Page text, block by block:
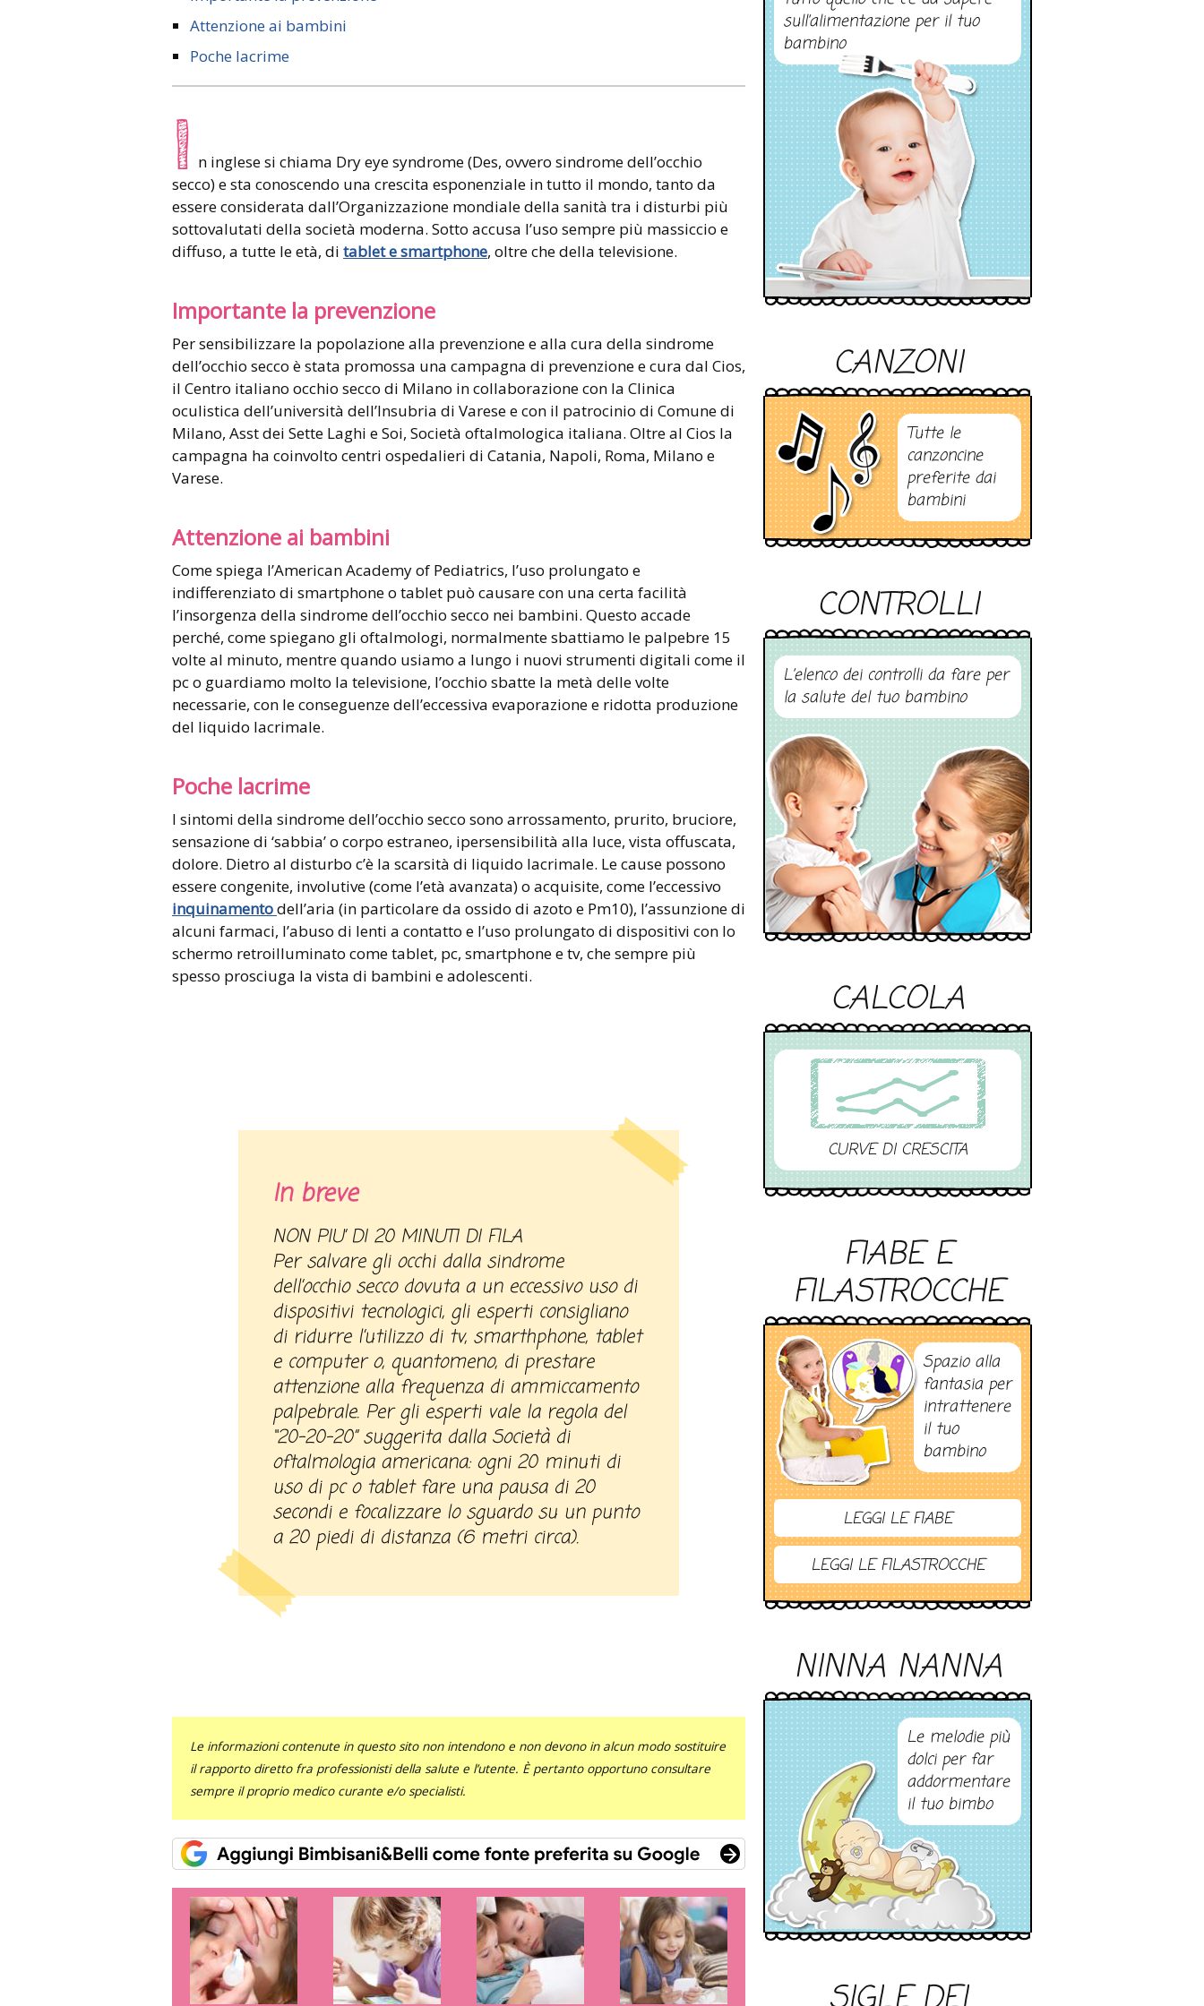
Attenzione ai bambini
Poche lacrime
I n inglese si chiama Dry eye syndrome (Des, ovvero sindrome dell’occhio
secco) e sta conoscendo una crescita esponenziale in tutto il mondo, tanto da
essere considerata dall’Organizzazione mondiale della sanità tra i disturbi più
sottovalutati della società moderna. Sotto accusa l’uso sempre più massiccio e
diffuso, a tutte le età, di tablet e smartphone, oltre che della televisione.
Importante la prevenzione
Per sensibilizzare la popolazione alla prevenzione e alla cura della sindrome
dell’occhio secco è stata promossa una campagna di prevenzione e cura dal Cios,
il Centro italiano occhio secco di Milano in collaborazione con la Clinica
oculistica dell’università dell’Insubria di Varese e con il patrocinio di Comune di
Milano, Asst dei Sette Laghi e Soi, Società oftalmologica italiana. Oltre al Cios la
campagna ha coinvolto centri ospedalieri di Catania, Napoli, Roma, Milano e
Varese.
Attenzione ai bambini
Come spiega l’American Academy of Pediatrics, l’uso prolungato e
indifferenziato di smartphone o tablet può causare con una certa facilità
l’insorgenza della sindrome dell’occhio secco nei bambini. Questo accade
perché, come spiegano gli oftalmologi, normalmente sbattiamo le palpebre 15
volte al minuto, mentre quando usiamo a lungo i nuovi strumenti digitali come il
pc o guardiamo molto la televisione, l’occhio sbatte la metà delle volte
necessarie, con le conseguenze dell’eccessiva evaporazione e ridotta produzione
del liquido lacrimale.
Poche lacrime
I sintomi della sindrome dell’occhio secco sono arrossamento, prurito, bruciore,
sensazione di ‘sabbia’ o corpo estraneo, ipersensibilità alla luce, vista offuscata,
dolore. Dietro al disturbo c’è la scarsità di liquido lacrimale. Le cause possono
essere congenite, involutive (come l’età avanzata) o acquisite, come l’eccessivo
inquinamentodell’aria (in particolare da ossido di azoto e Pm10), l’assunzione di
alcuni farmaci, l’abuso di lenti a contatto e l’uso prolungato di dispositivi con lo
schermo retroilluminato come tablet, pc, smartphone e tv, che sempre più
spesso prosciuga la vista di bambini e adolescenti.
In breve
NON PIU’ DI 20 MINUTI DI FILA
Per salvare gli occhi dalla sindrome
dell’occhio secco dovuta a un eccessivo uso di
dispositivi tecnologici, gli esperti consigliano
di ridurre l’utilizzo di tv, smarthphone, tablet
e computer o, quantomeno, di prestare
attenzione alla frequenza di ammiccamento
palpebrale. Per gli esperti vale la regola del
“20-20-20” suggerita dalla Società di
oftalmologia americana: ogni 20 minuti di
uso di pc o tablet fare una pausa di 20
secondi e focalizzare lo sguardo su un punto
a 20 piedi di distanza (6 metri circa).
Le informazioni contenute in questo sito non intendono e non devono in alcun modo sostituire
il rapporto diretto fra professionisti della salute e l’utente. È pertanto opportuno consultare
sempre il proprio medico curante e/o specialisti.
sull’alimentazione per il tuo
bambino
CANZONI
Tutte le
canzoncine
preferite dai
bambini
CONTROLLI
L’elenco dei controlli da fare per
la salute del tuo bambino
CALCOLA
CURVE DI CRESCITA
FIABE E
FILASTROCCHE
Spazio alla
fantasia per
intrattenere
il tuo
bambino
LEGGI LE FIABE
LEGGI LE FILASTROCCHE
NINNA NANNA
Le melodie più
dolci per far
addormentare
il tuo bimbo